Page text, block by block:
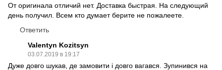
От оригинала отличий нет. Доставка быстрая. На следующий
день получил. Всем кто думает берите не пожалеете.
Ответить
Valentyn Kozitsyn
03.07.2019 в 19:17
Дуже довго шукав, де замовити і довго вагався. Зупинився на